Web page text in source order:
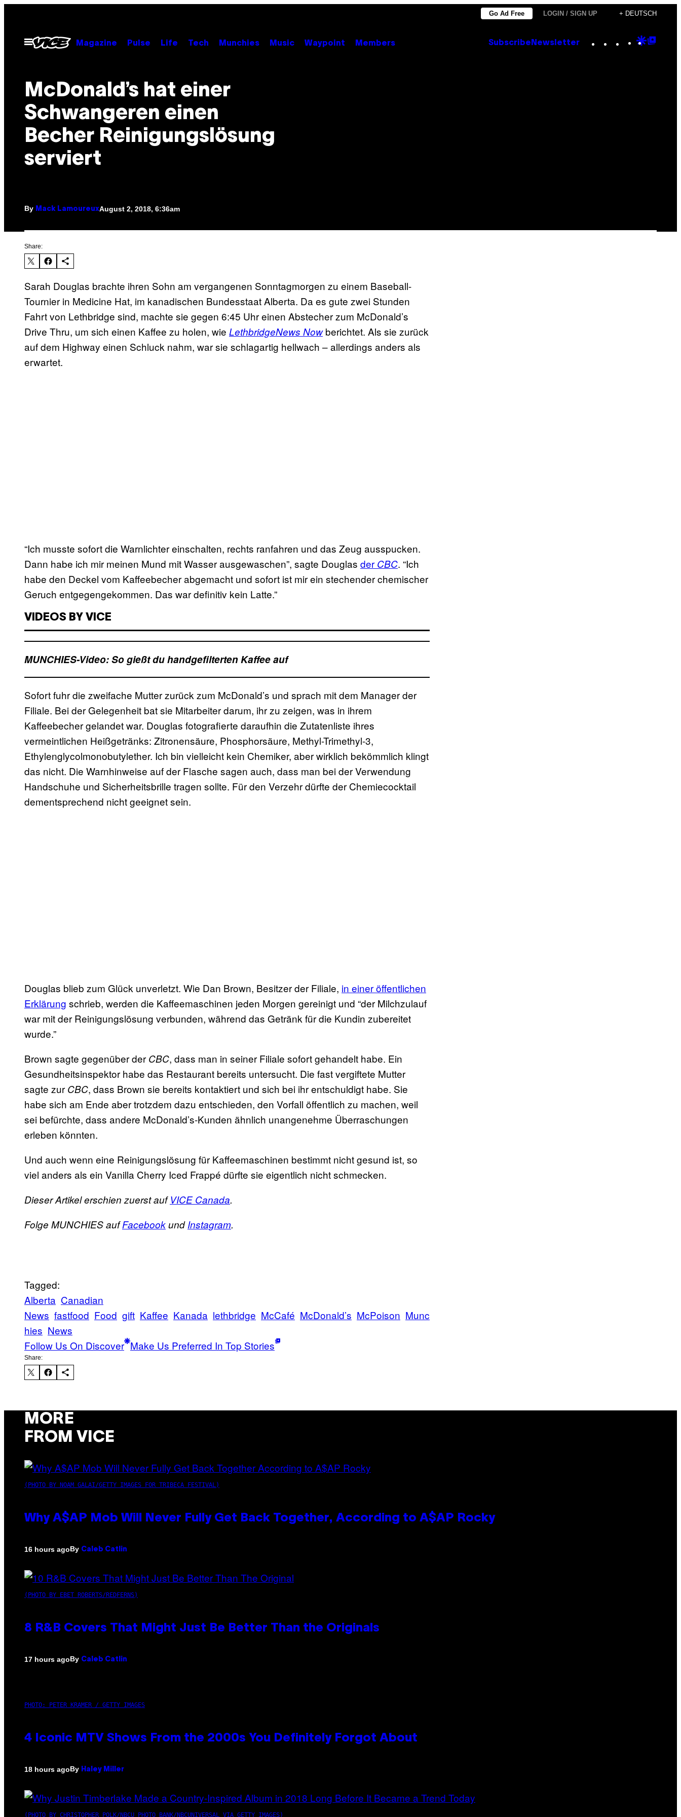
content
Go Ad Free LOGIN / SIGN UP + DEUTSCH
Open
Menu
Magazine Pulse Life Tech Munchies Music Waypoint Members Subscribe Newsletter Instagram
TikTok
YouTube
Google
McDonald’s hat einer
Schwangeren einen
Becher Reinigungslösung
serviert
By Mack LamoureuxAugust 2, 2018, 6:36am
Share:
Sarah Douglas brachte ihren Sohn am vergangenen Sonntagmorgen zu einem Baseball-
Tournier in Medicine Hat, im kanadischen Bundesstaat Alberta. Da es gute zwei Stunden
Fahrt von Lethbridge sind, machte sie gegen 6:45 Uhr einen Abstecher zum McDonald’s
Drive Thru, um sich einen Kaffee zu holen, wie LethbridgeNews Nowberichtet. Als sie zurück
auf dem Highway einen Schluck nahm, war sie schlagartig hellwach – allerdings anders als
erwartet.
“Ich musste sofort die Warnlichter einschalten, rechts ranfahren und das Zeug ausspucken.
Dann habe ich mir meinen Mund mit Wasser ausgewaschen”, sagte Douglas der CBC. “Ich
habe den Deckel vom Kaffeebecher abgemacht und sofort ist mir ein stechender chemischer
Geruch entgegengekommen. Das war definitiv kein Latte.”
VIDEOS BY VICE
MUNCHIES-Video: So gießt du handgefilterten Kaffee auf
Sofort fuhr die zweifache Mutter zurück zum McDonald’s und sprach mit dem Manager der
Filiale. Bei der Gelegenheit bat sie Mitarbeiter darum, ihr zu zeigen, was in ihrem
Kaffeebecher gelandet war. Douglas fotografierte daraufhin die Zutatenliste ihres
vermeintlichen Heißgetränks: Zitronensäure, Phosphorsäure, Methyl-Trimethyl-3,
Ethylenglycolmonobutylether. Ich bin vielleicht kein Chemiker, aber wirklich bekömmlich klingt
das nicht. Die Warnhinweise auf der Flasche sagen auch, dass man bei der Verwendung
Handschuhe und Sicherheitsbrille tragen sollte. Für den Verzehr dürfte der Chemiecocktail
dementsprechend nicht geeignet sein.
Douglas blieb zum Glück unverletzt. Wie Dan Brown, Besitzer der Filiale, in einer öffentlichen
Erklärung schrieb, werden die Kaffeemaschinen jeden Morgen gereinigt und “der Milchzulauf
war mit der Reinigungslösung verbunden, während das Getränk für die Kundin zubereitet
wurde.”
Brown sagte gegenüber der CBC, dass man in seiner Filiale sofort gehandelt habe. Ein
Gesundheitsinspektor habe das Restaurant bereits untersucht. Die fast vergiftete Mutter
sagte zur CBC, dass Brown sie bereits kontaktiert und sich bei ihr entschuldigt habe. Sie
habe sich am Ende aber trotzdem dazu entschieden, den Vorfall öffentlich zu machen, weil
sei befürchte, dass andere McDonald’s-Kunden ähnlich unangenehme Überraschungen
erleben könnten.
Und auch wenn eine Reinigungslösung für Kaffeemaschinen bestimmt nicht gesund ist, so
viel anders als ein Vanilla Cherry Iced Frappé dürfte sie eigentlich nicht schmecken.
Dieser Artikel erschien zuerst aufVICE Canada.
Folge MUNCHIES aufFacebookundInstagram.
Tagged:
Alberta Canadian
News fastfood Food gift Kaffee Kanada lethbridge McCafé McDonald’s McPoison Munc
hies News
Follow Us On Discover Make Us Preferred In Top Stories
Share:
MORE
FROM VICE
(PHOTO BY NOAM GALAI/GETTY IMAGES FOR TRIBECA FESTIVAL)
Why A$AP Mob Will Never Fully Get Back Together, According to A$AP Rocky
16 hours agoBy Caleb Catlin
(PHOTO BY EBET ROBERTS/REDFERNS)
8 R&B Covers That Might Just Be Better Than the Originals
17 hours agoBy Caleb Catlin
PHOTO: PETER KRAMER / GETTY IMAGES
4 Iconic MTV Shows From the 2000s You Definitely Forgot About
18 hours agoBy Haley Miller
(PHOTO BY CHRISTOPHER POLK/NBCU PHOTO BANK/NBCUNIVERSAL VIA GETTY IMAGES)